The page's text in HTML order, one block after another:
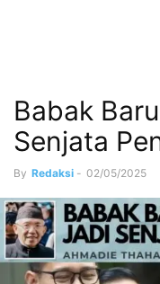
Babak
Senjata
By Redaksi - 02/05/2025